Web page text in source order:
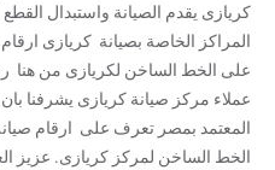
كريازى يقدم الصيانة واستبدال القطع
المراكز الخاصة بصيانة كريازى
على الخط الساخن لكريازى من هنا
عملاء مركز صيانة كريازى يشرفنا
المعتمد بمصر تعرف على ارقام
الخط الساخن لمركز كريازى. عزيز